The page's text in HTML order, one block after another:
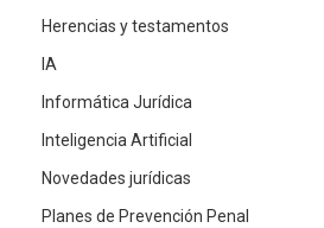
Herencias y testamentos
IA
Informática Jurídica
Inteligencia Artificial
Novedades jurídicas
Planes de Prevención Penal